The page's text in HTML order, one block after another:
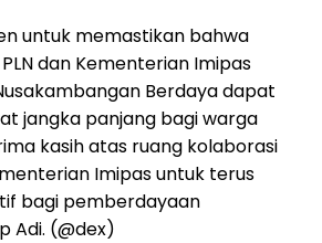
untuk memastikan bahwa
dan Kementerian Imipas
Berdaya dapat
jangka panjang bagi warga
kasih atas ruang kolaborasi
Imipas untuk terus
bagi pemberdayaan
Adi. (@dex)